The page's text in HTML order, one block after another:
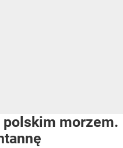
polskim morzem.